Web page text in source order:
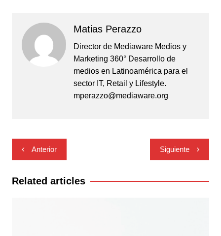
Matias Perazzo
Director de Mediaware Medios y
Marketing 360° Desarrollo de
medios en Latinoamérica para el
sector IT, Retail y Lifestyle.
mperazzo@mediaware.org
Navegación
de
entradas
Anterior Siguiente
Related articles